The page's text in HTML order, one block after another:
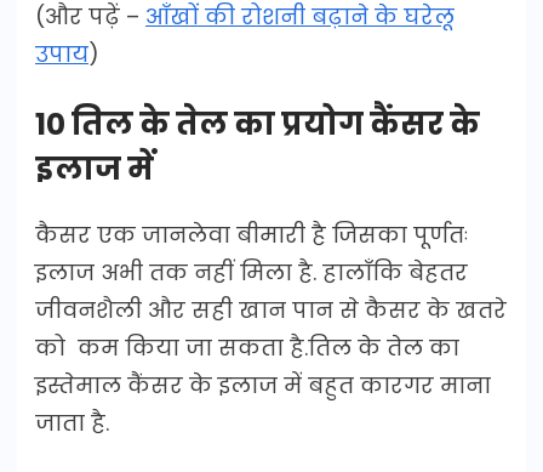
(और पढ़ें – आँखों की रोशनी बढ़ाने के घरेलू
उपाय)
10 तिल के तेल का प्रयोग कैंसर के
इलाज में
कैसर एक जानलेवा बीमारी है जिसका पूर्णतः
इलाज अभी तक नहीं मिला है. हालाँकि बेहतर
जीवनशैली और सही खान पान से कैसर के खतरे
को कम किया जा सकता है.तिल के तेल का
इस्तेमाल कैंसर के इलाज में बहुत कारगर माना
जाता है.